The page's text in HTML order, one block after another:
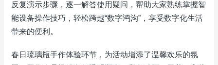
反复演示步骤，逐一解答使用疑问，帮助大家熟练掌握智
能设备操作技巧，轻松跨越“数字鸿沟”，享受数字化生活
带来的便利。
春日琉璃瓶手作体验环节，为活动增添了温馨欢乐的氛